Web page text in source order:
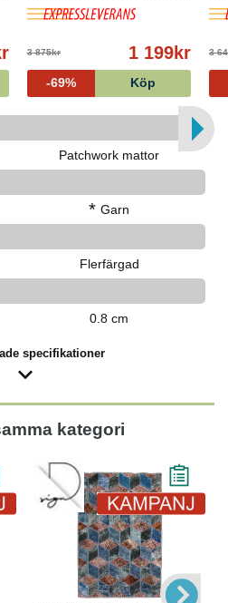
3 875kr 1 199kr
-69% Köp
3
Patchwork mattor
* Garn
Flerfärgad
0.8 cm
specifikationer
kategori